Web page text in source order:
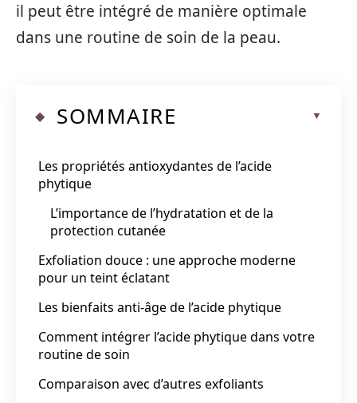
il peut être intégré de manière optimale
dans une routine de soin de la peau.
SOMMAIRE
Les propriétés antioxydantes de l’acide
phytique
L’importance de l’hydratation et de la
protection cutanée
Exfoliation douce : une approche moderne
pour un teint éclatant
Les bienfaits anti-âge de l’acide phytique
Comment intégrer l’acide phytique dans votre
routine de soin
Comparaison avec d’autres exfoliants